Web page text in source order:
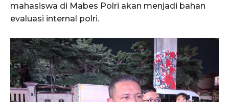
mahasiswa di Mabes Polri akan menjadi bahan
evaluasi internal polri.